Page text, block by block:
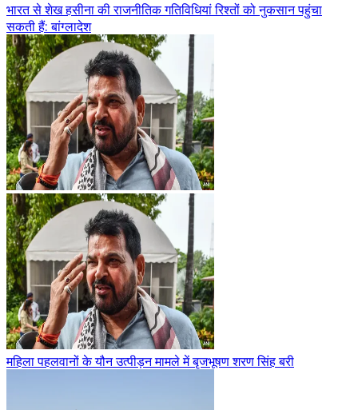
भारत से शेख हसीना की राजनीतिक गतिविधियां रिश्तों को नुकसान पहुंचा
सकती हैं: बांग्लादेश
महिला पहलवानों के यौन उत्पीड़न मामले में बृजभूषण शरण सिंह बरी